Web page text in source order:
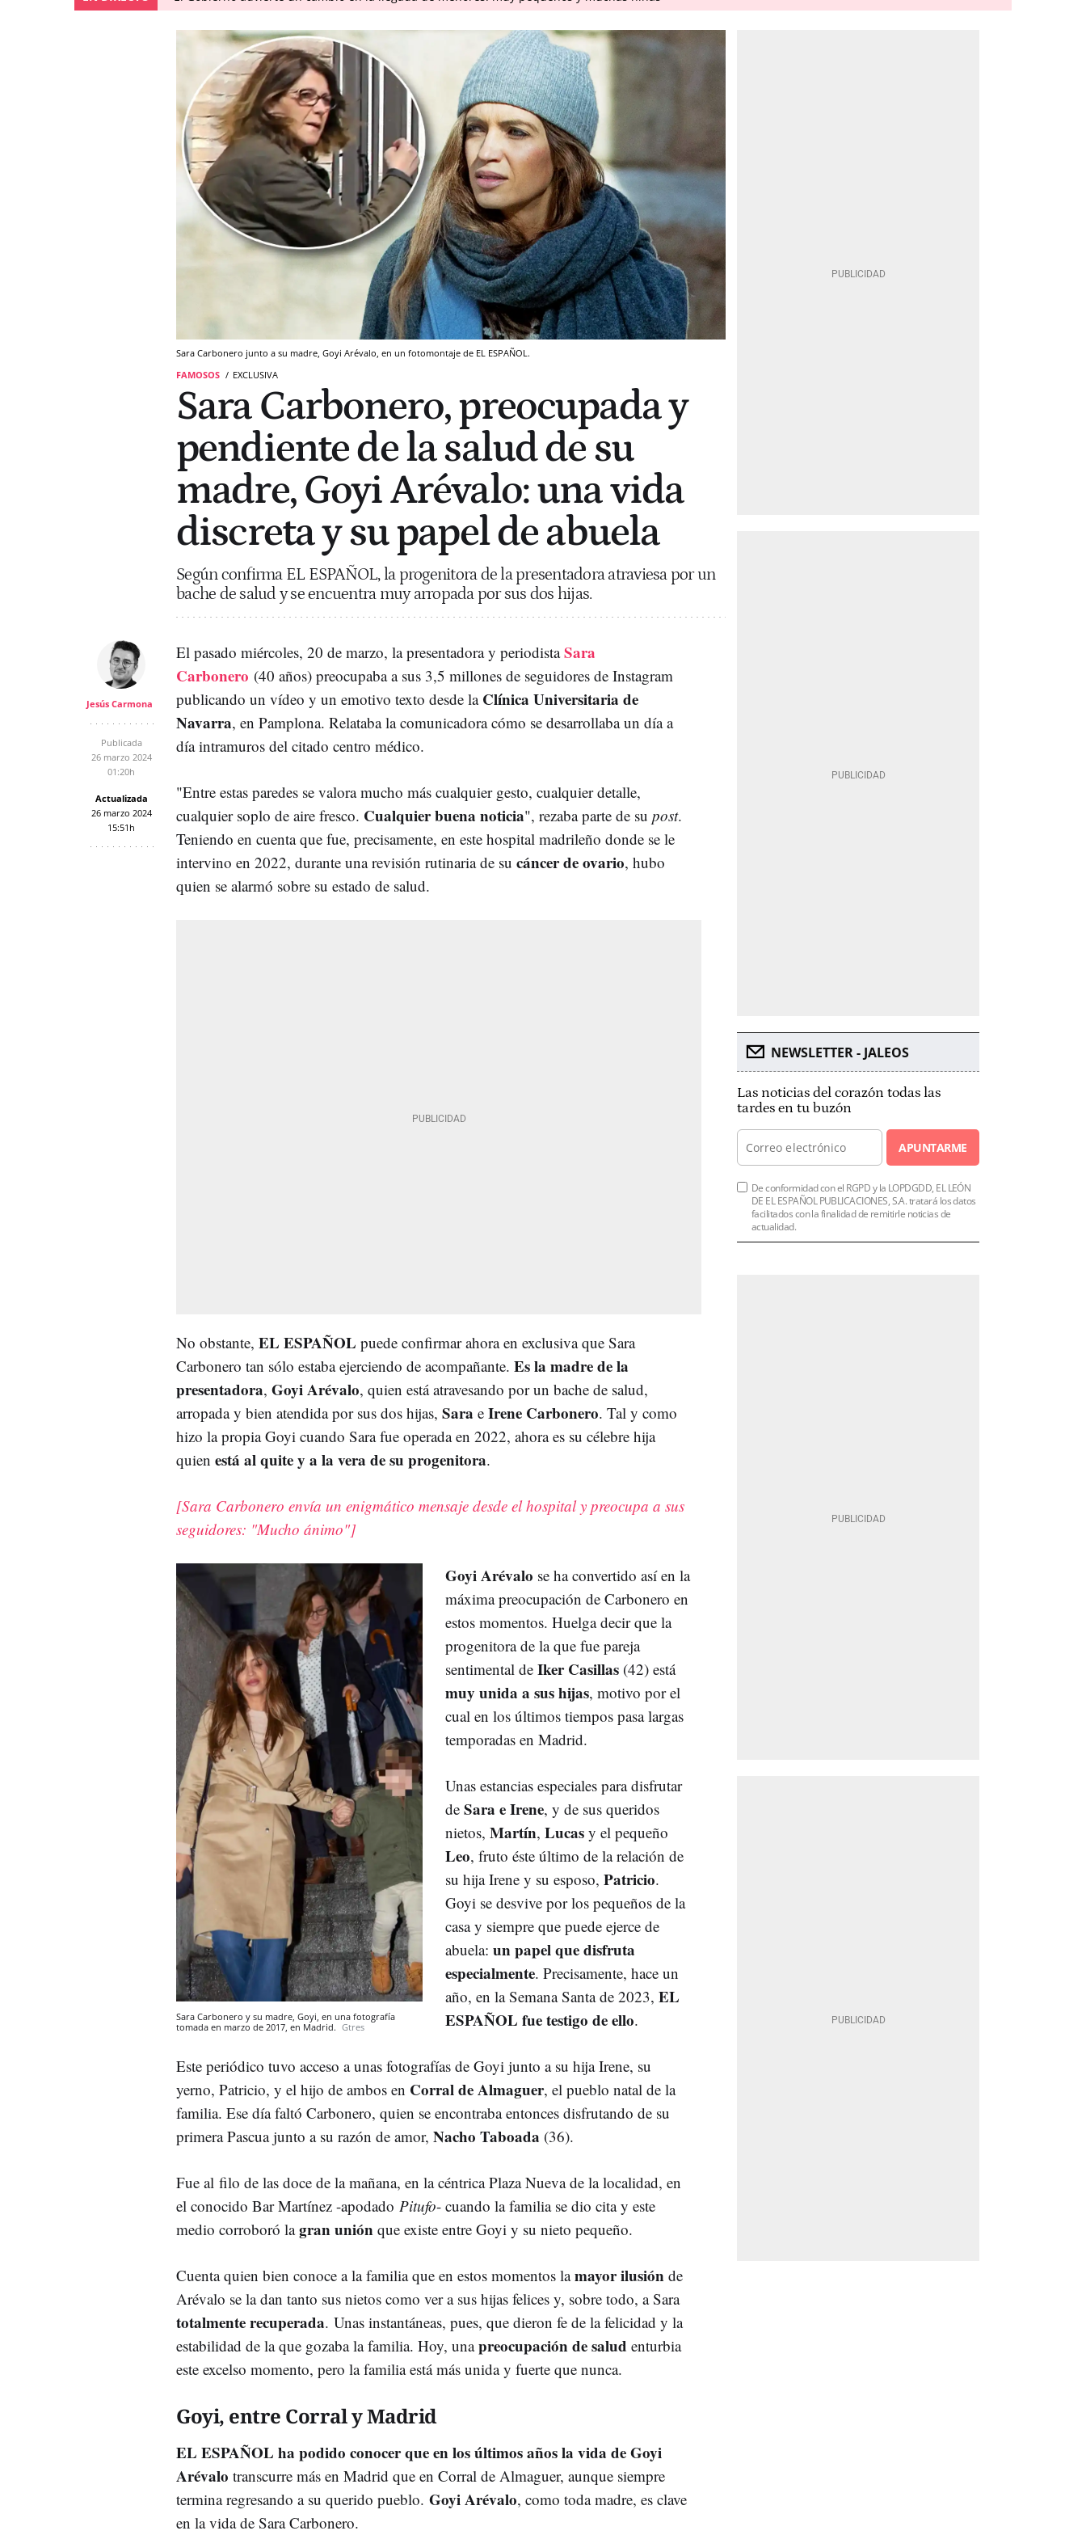
Sara Carbonero junto a su madre, Goyi Arévalo, en un fotomontaje de EL ESPAÑOL.
FAMOSOS
EXCLUSIVA
Sara Carbonero, preocupada y
pendiente de la salud de su
madre, Goyi Arévalo: una vida
discreta y su papel de abuela
Según confirma EL ESPAÑOL, la progenitora de la presentadora atraviesa por un
bache de salud y se encuentra muy arropada por sus dos hijas.
Jesús Carmona
Publicada
26 marzo 2024
01:20h
Actualizada
26 marzo 2024
15:51h
El pasado miércoles, 20 de marzo, la presentadora y periodistaSara
Carbonero (40 años) preocupaba a sus 3,5 millones de seguidores de Instagram
publicando un vídeo y un emotivo texto desde la Clínica Universitaria de
Navarra, en Pamplona. Relataba la comunicadora cómo se desarrollaba un día a
día intramuros del citado centro médico.
"Entre estas paredes se valora mucho más cualquier gesto, cualquier detalle,
cualquier soplo de aire fresco. Cualquier buena noticia", rezaba parte de su post.
Teniendo en cuenta que fue, precisamente, en este hospital madrileño donde se le
intervino en 2022, durante una revisión rutinaria de su cáncer de ovario, hubo
quien se alarmó sobre su estado de salud.
No obstante, EL ESPAÑOL puede confirmar ahora en exclusiva que Sara
Carbonero tan sólo estaba ejerciendo de acompañante. Es la madre de la
presentadora, Goyi Arévalo, quien está atravesando por un bache de salud,
arropada y bien atendida por sus dos hijas, Sara e Irene Carbonero. Tal y como
hizo la propia Goyi cuando Sara fue operada en 2022, ahora es su célebre hija
quien está al quite y a la vera de su progenitora.
[Sara Carbonero envía un enigmático mensaje desde el hospital y preocupa a sus
seguidores: "Mucho ánimo"]
Sara Carbonero y su madre, Goyi, en una fotografía
tomada en marzo de 2017, en Madrid. Gtres
Goyi Arévalo se ha convertido así en la
máxima preocupación de Carbonero en
estos momentos. Huelga decir que la
progenitora de la que fue pareja
sentimental deIker Casillas (42) está
muy unida a sus hijas, motivo por el
cual en los últimos tiempos pasa largas
temporadas en Madrid.
Unas estancias especiales para disfrutar
deSara e Irene, y de sus queridos
nietos,Martín, Lucas y el pequeño
Leo, fruto éste último de la relación de
su hija Irene y su esposo,Patricio.
Goyi se desvive por los pequeños de la
casa y siempre que puede ejerce de
abuela:un papel que disfruta
especialmente. Precisamente, hace un
año, en la Semana Santa de 2023,EL
ESPAÑOL fue testigo de ello.
Este periódico tuvo acceso a unas fotografías de Goyi junto a su hija Irene, su
yerno, Patricio, y el hijo de ambos en Corral de Almaguer, el pueblo natal de la
familia. Ese día faltó Carbonero, quien se encontraba entonces disfrutando de su
primera Pascua junto a su razón de amor, Nacho Taboada (36).
Fue al filo de las doce de la mañana, en la céntrica Plaza Nueva de la localidad, en
el conocido Bar Martínez -apodado Pitufo- cuando la familia se dio cita y este
medio corroboró lagran unión que existe entre Goyi y su nieto pequeño.
Cuenta quien bien conoce a la familia que en estos momentos lamayor ilusión de
Arévalo se la dan tanto sus nietos como ver a sus hijas felices y, sobre todo, a Sara
totalmente recuperada. Unas instantáneas, pues, que dieron fe de la felicidad y la
estabilidad de la que gozaba la familia. Hoy, unapreocupación de salud enturbia
este excelso momento, pero la familia está más unida y fuerte que nunca.
Goyi, entre Corral y Madrid
EL ESPAÑOL ha podido conocer que en los últimos años la vida de Goyi
Arévalo transcurre más en Madrid que en Corral de Almaguer, aunque siempre
termina regresando a su querido pueblo. Goyi Arévalo, como toda madre, es clave
en la vida de Sara Carbonero.
NEWSLETTER - JALEOS
Las noticias del corazón todas las
tardes en tu buzón
APUNTARME
De conformidad con el RGPD y la LOPDGDD, EL LEÓN
DE EL ESPAÑOL PUBLICACIONES, S.A. tratará los datos
facilitados con la finalidad de remitirle noticias de
actualidad.